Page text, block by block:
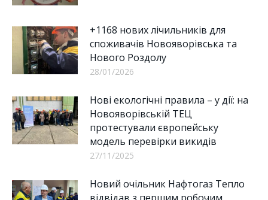
+1168 нових лічильників для
споживачів Новояворівська та
Нового Роздолу
28/01/2026
Нові екологічні правила – у дії: на
Новояворівській ТЕЦ
протестували європейську
модель перевірки викидів
27/11/2025
Новий очільник Нафтогаз Тепло